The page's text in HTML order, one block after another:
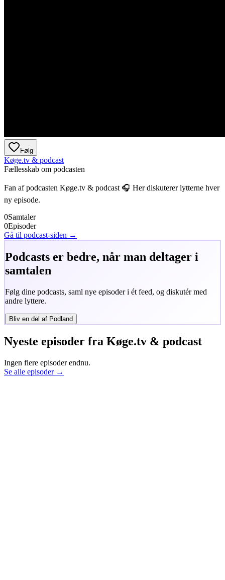
Følg
Køge.tv & podcast
Fællesskab om podcasten
Fan af podcasten Køge.tv & podcast 🎧 Her diskuterer lytterne hver
ny episode.
0Samtaler
0Episoder
Gå til podcast-siden →
Podcasts er bedre, når man deltager i
samtalen
Følg dine podcasts, saml nye episoder i ét feed, og diskutér med
andre lyttere.
Bliv en del af Podland
Nyeste episoder fra Køge.tv & podcast
Ingen flere episoder endnu.
Se alle episoder →